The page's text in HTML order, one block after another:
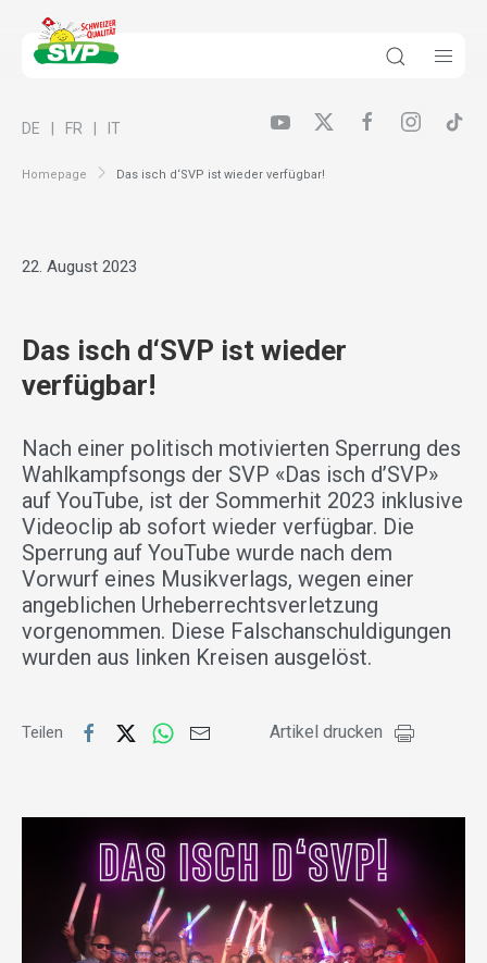
Homepage Das isch d‘SVP ist wieder verfügbar!
DE FR IT
22. August 2023
Das isch d‘SVP ist wieder
verfügbar!
Nach einer politisch motivierten Sperrung des
Wahlkampfsongs der SVP «Das isch d’SVP»
auf YouTube, ist der Sommerhit 2023 inklusive
Videoclip ab sofort wieder verfügbar. Die
Sperrung auf YouTube wurde nach dem
Vorwurf eines Musikverlags, wegen einer
angeblichen Urheberrechtsverletzung
vorgenommen. Diese Falschanschuldigungen
wurden aus linken Kreisen ausgelöst.
Teilen Artikel drucken